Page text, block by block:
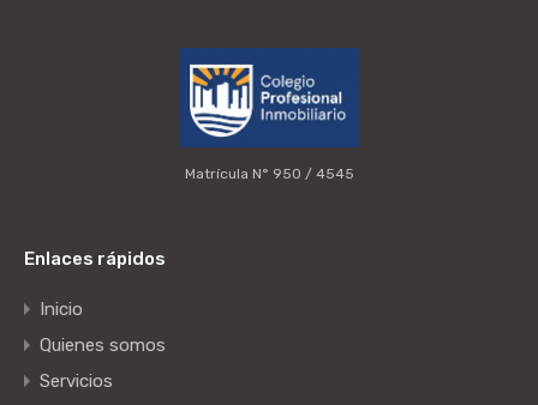
Matrícula N° 950 / 4545
Enlaces rápidos
Inicio
Quienes somos
Servicios